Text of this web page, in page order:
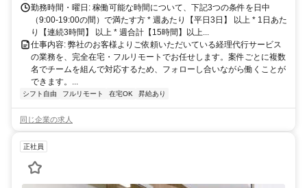
勤務時間・曜日: 稼働可能な時間について、下記3つの条件を日中
（9:00-19:00の間）で満たす方 * 週あたり【平日3日】 以上 * 1日あた
り【連続3時間】 以上 * 週合計【15時間】以上...
仕事内容: 弊社のお客様よりご依頼いただいている経理代行サービス
の業務を、完全在宅・フルリモートでお任せします。案件ごとに複数
名でチームを組んで対応するため、フォローし合いながら働くことが
できます。...
シフト自由 フルリモート 在宅OK 昇給あり
同じ企業の求人
正社員